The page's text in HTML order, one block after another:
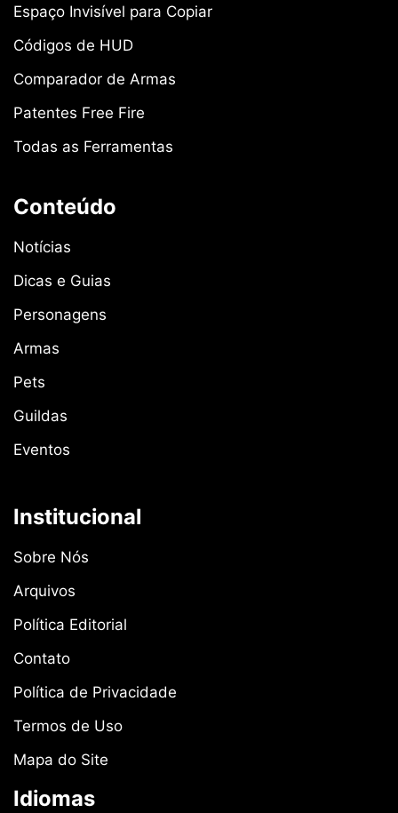
Espaço Invisível para Copiar
Códigos de HUD
Comparador de Armas
Patentes Free Fire
Todas as Ferramentas
Conteúdo
Notícias
Dicas e Guias
Personagens
Armas
Pets
Guildas
Eventos
Institucional
Sobre Nós
Arquivos
Política Editorial
Contato
Política de Privacidade
Termos de Uso
Mapa do Site
Idiomas